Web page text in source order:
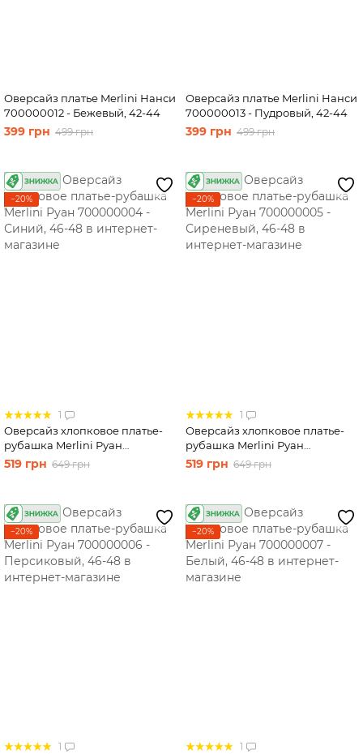
Оверсайз платье Merlini Нанси
700000012 - Бежевый, 42-44
399 грн 499 грн
Оверсайз платье Merlini Нанси
700000013 - Пудровый, 42-44
399 грн 499 грн
−20%
1
Оверсайз хлопковое платье-
рубашка Merlini Руан
700000004 - Синий, 46-48
519 грн 649 грн
−20%
1
Оверсайз хлопковое платье-
рубашка Merlini Руан
700000005 - Сиреневый, 46-48
519 грн 649 грн
−20%
1
−20%
1